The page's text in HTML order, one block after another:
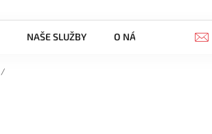
NAŠE SLUŽBY O NÁS KONTAKTY
/